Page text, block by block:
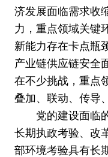
济发展面临需求收
力，重点领域关键
新能力存在卡点瓶
产业链供应链安全
在不少挑战，重点
叠加、联动、传导
党的建设面临
长期执政考验、改
部环境考验具有长